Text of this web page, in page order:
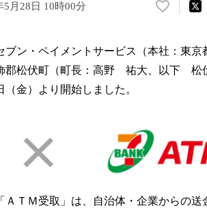
5月28日 10時00分
い
！
数
み
中
ン・ペイメントサービス（本社：東京
郡松伏町（町長：高野 祐大、以下 松
金）より開始しました。
ＴＭ受取」は、自治体・企業からの送